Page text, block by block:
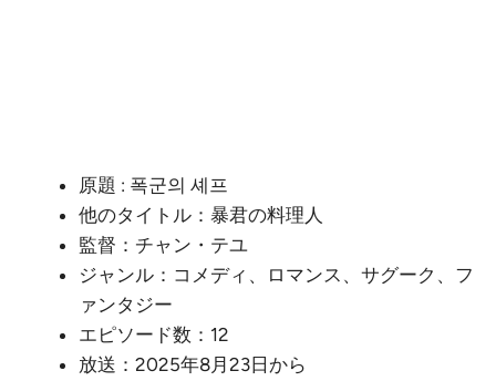
原題 : 폭군의 셰프
他のタイトル：暴君の料理人
監督：チャン・テユ
ジャンル：コメディ、ロマンス、サグーク、フ
ァンタジー
エピソード数：12
放送：2025年8月23日から